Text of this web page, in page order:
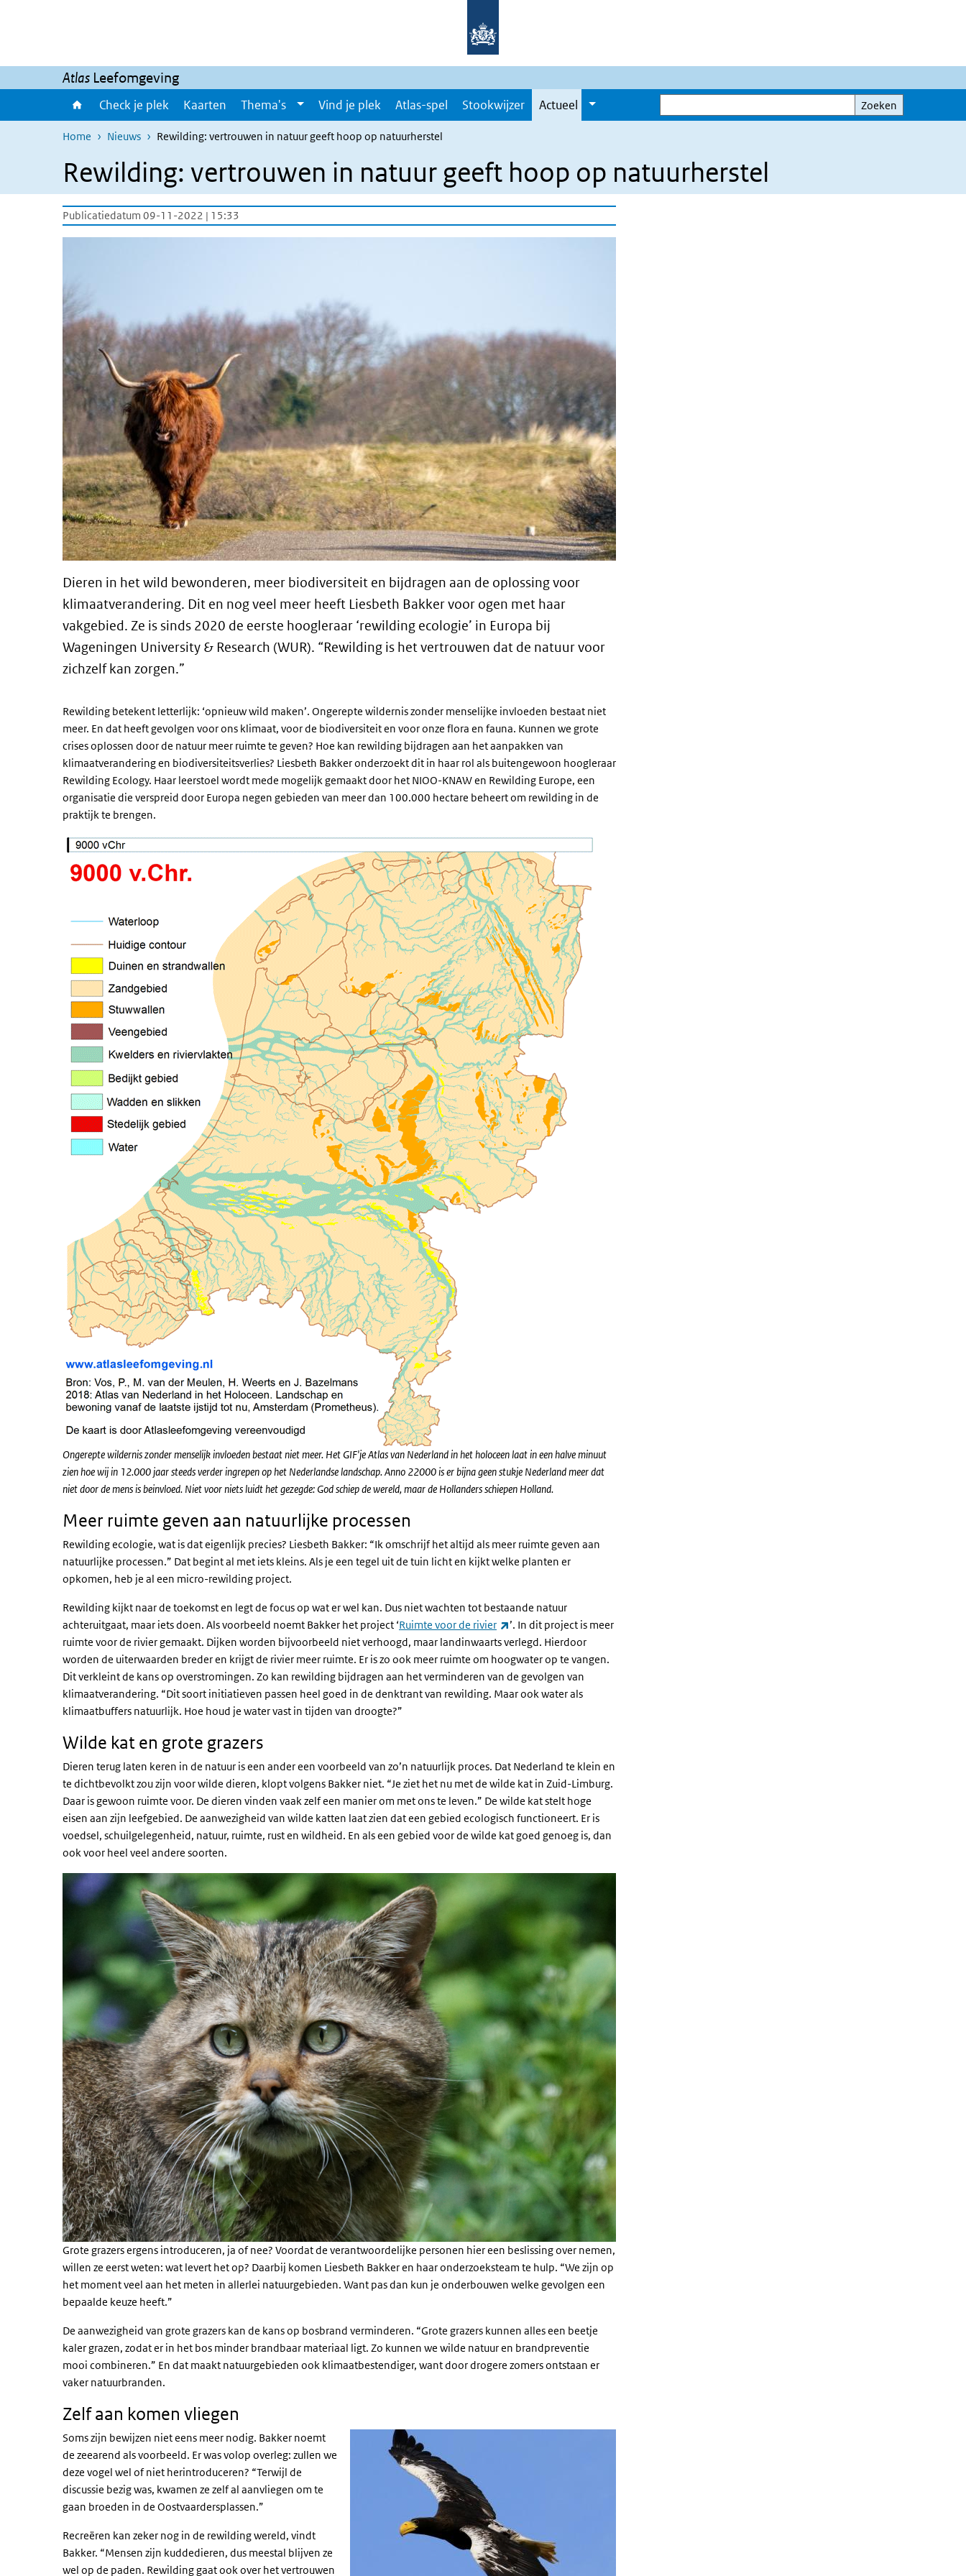
Atlas Leefomgeving
Check je plek Kaarten Thema's Vind je plek Atlas-spel Stookwijzer Actueel
Zoeken
Zoeken
Home Nieuws Rewilding: vertrouwen in natuur geeft hoop op natuurherstel
Rewilding: vertrouwen in natuur geeft hoop op natuurherstel
Publicatiedatum 09-11-2022 | 15:33
Dieren in het wild bewonderen, meer biodiversiteit en bijdragen aan de oplossing voor
klimaatverandering. Dit en nog veel meer heeft Liesbeth Bakker voor ogen met haar
vakgebied. Ze is sinds 2020 de eerste hoogleraar ‘rewilding ecologie’ in Europa bij
Wageningen University & Research (WUR). “Rewilding is het vertrouwen dat de natuur voor
zichzelf kan zorgen.”
Rewilding betekent letterlijk: ‘opnieuw wild maken’. Ongerepte wildernis zonder menselijke invloeden bestaat niet
meer. En dat heeft gevolgen voor ons klimaat, voor de biodiversiteit en voor onze flora en fauna. Kunnen we grote
crises oplossen door de natuur meer ruimte te geven? Hoe kan rewilding bijdragen aan het aanpakken van
klimaatverandering en biodiversiteitsverlies? Liesbeth Bakker onderzoekt dit in haar rol als buitengewoon hoogleraar
Rewilding Ecology. Haar leerstoel wordt mede mogelijk gemaakt door het NIOO-KNAW en Rewilding Europe, een
organisatie die verspreid door Europa negen gebieden van meer dan 100.000 hectare beheert om rewilding in de
praktijk te brengen.
Ongerepte wildernis zonder menselijk invloeden bestaat niet meer. Het GIF'je Atlas van Nederland in het holoceen laat in een halve minuut
zien hoe wij in 12.000 jaar steeds verder ingrepen op het Nederlandse landschap. Anno 22000 is er bijna geen stukje Nederland meer dat
niet door de mens is beinvloed. Niet voor niets luidt het gezegde: God schiep de wereld, maar de Hollanders schiepen Holland.
Meer ruimte geven aan natuurlijke processen
Rewilding ecologie, wat is dat eigenlijk precies? Liesbeth Bakker: “Ik omschrijf het altijd als meer ruimte geven aan
natuurlijke processen.” Dat begint al met iets kleins. Als je een tegel uit de tuin licht en kijkt welke planten er
opkomen, heb je al een micro-rewilding project.
Rewilding kijkt naar de toekomst en legt de focus op wat er wel kan. Dus niet wachten tot bestaande natuur
achteruitgaat, maar iets doen. Als voorbeeld noemt Bakker het project ‘Ruimte voor de rivier (externe link)
’. In dit project is meer
ruimte voor de rivier gemaakt. Dijken worden bijvoorbeeld niet verhoogd, maar landinwaarts verlegd. Hierdoor
worden de uiterwaarden breder en krijgt de rivier meer ruimte. Er is zo ook meer ruimte om hoogwater op te vangen.
Dit verkleint de kans op overstromingen. Zo kan rewilding bijdragen aan het verminderen van de gevolgen van
klimaatverandering. “Dit soort initiatieven passen heel goed in de denktrant van rewilding. Maar ook water als
klimaatbuffers natuurlijk. Hoe houd je water vast in tijden van droogte?”
Wilde kat en grote grazers
Dieren terug laten keren in de natuur is een ander een voorbeeld van zo’n natuurlijk proces. Dat Nederland te klein en
te dichtbevolkt zou zijn voor wilde dieren, klopt volgens Bakker niet. “Je ziet het nu met de wilde kat in Zuid-Limburg.
Daar is gewoon ruimte voor. De dieren vinden vaak zelf een manier om met ons te leven.” De wilde kat stelt hoge
eisen aan zijn leefgebied. De aanwezigheid van wilde katten laat zien dat een gebied ecologisch functioneert. Er is
voedsel, schuilgelegenheid, natuur, ruimte, rust en wildheid. En als een gebied voor de wilde kat goed genoeg is, dan
ook voor heel veel andere soorten.
Grote grazers ergens introduceren, ja of nee? Voordat de verantwoordelijke personen hier een beslissing over nemen,
willen ze eerst weten: wat levert het op? Daarbij komen Liesbeth Bakker en haar onderzoeksteam te hulp. “We zijn op
het moment veel aan het meten in allerlei natuurgebieden. Want pas dan kun je onderbouwen welke gevolgen een
bepaalde keuze heeft.”
De aanwezigheid van grote grazers kan de kans op bosbrand verminderen. “Grote grazers kunnen alles een beetje
kaler grazen, zodat er in het bos minder brandbaar materiaal ligt. Zo kunnen we wilde natuur en brandpreventie
mooi combineren.” En dat maakt natuurgebieden ook klimaatbestendiger, want door drogere zomers ontstaan er
vaker natuurbranden.
Zelf aan komen vliegen
Soms zijn bewijzen niet eens meer nodig. Bakker noemt
de zeearend als voorbeeld. Er was volop overleg: zullen we
deze vogel wel of niet herintroduceren? “Terwijl de
discussie bezig was, kwamen ze zelf al aanvliegen om te
gaan broeden in de Oostvaardersplassen.”
Recreëren kan zeker nog in de rewilding wereld, vindt
Bakker. “Mensen zijn kuddedieren, dus meestal blijven ze
wel op de paden. Rewilding gaat ook over het vertrouwen